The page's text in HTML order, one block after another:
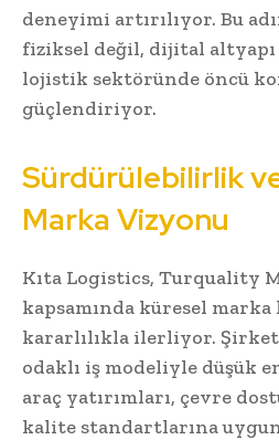
deneyimi artırılıyor. Bu
fiziksel değil, dijital altyapı
lojistik sektöründe öncü
güçlendiriyor.
Sürdürülebilirlik
Marka Vizyonu
Kıta Logistics, Turquality
kapsamında küresel
kararlılıkla ilerliyor.
odaklı iş modeliyle düşük
araç yatırımları, çevre
kalite standartlarına